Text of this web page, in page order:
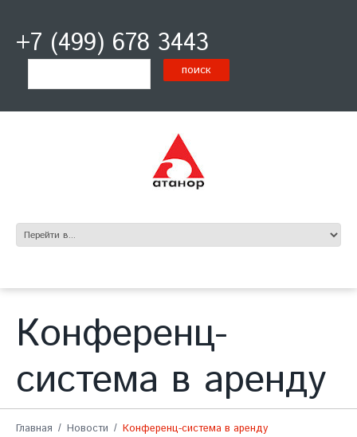
+7 (499) 678 3443
Конференц-
система в аренду
Главная Новости Конференц-система в аренду